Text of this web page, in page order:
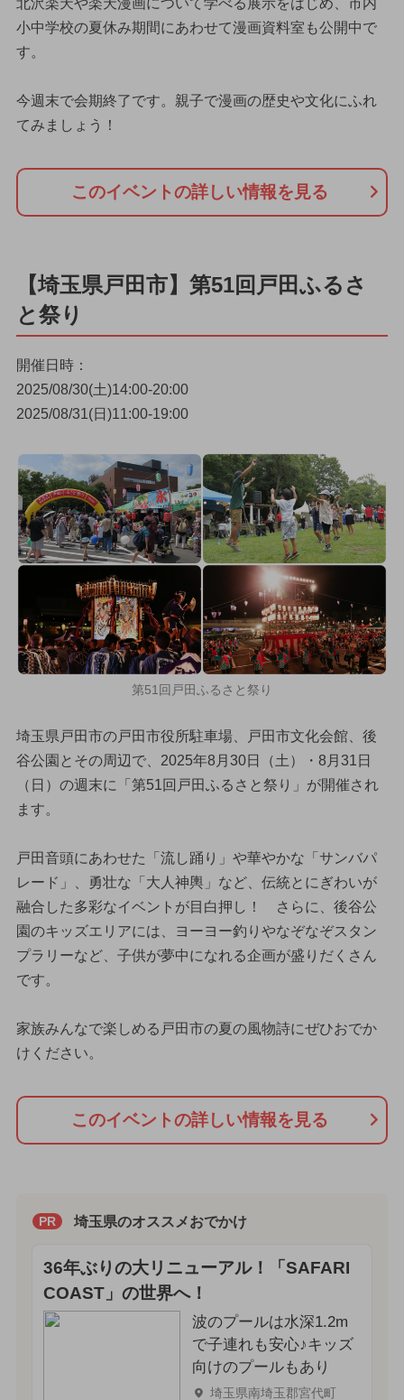
小中学校の夏休み期間にあわせて漫画資料室も公開中で
す。
今週末で会期終了です。親子で漫画の歴史や文化にふれ
てみましょう！
このイベントの詳しい情報を見る
【埼玉県戸田市】第51回戸田ふるさ
と祭り
開催日時：
2025/08/30(土)14:00-20:00
2025/08/31(日)11:00-19:00
第51回戸田ふるさと祭り
埼玉県戸田市の戸田市役所駐車場、戸田市文化会館、後
谷公園とその周辺で、2025年8月30日（土）・8月31日
（日）の週末に「第51回戸田ふるさと祭り」が開催され
ます。
戸田音頭にあわせた「流し踊り」や華やかな「サンバパ
レード」、勇壮な「大人神輿」など、伝統とにぎわいが
融合した多彩なイベントが目白押し！ さらに、後谷公
園のキッズエリアには、ヨーヨー釣りやなぞなぞスタン
プラリーなど、子供が夢中になれる企画が盛りだくさん
です。
家族みんなで楽しめる戸田市の夏の風物詩にぜひおでか
けください。
このイベントの詳しい情報を見る
PR 埼玉県のオススメおでかけ
36年ぶりの大リニューアル！「SAFARI
COAST」の世界へ！
波のプールは水深1.2m
で子連れも安心♪キッズ
向けのプールもあり
埼玉県南埼玉郡宮代町